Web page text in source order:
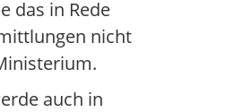
das in Rede
nicht
auch in